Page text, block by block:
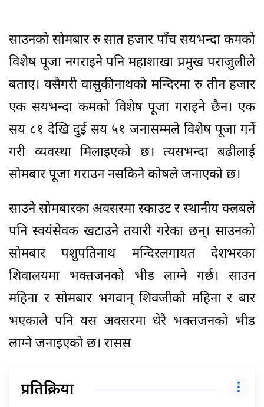
साउनको सोमबार रु सात हजार पाँच सयभन्दा कमको
विशेष पूजा नगराइने पनि महाशाखा प्रमुख पराजुलीले
बताए। यसैगरी वासुकीनाथको मन्दिरमा रु तीन हजार
एक सयभन्दा कमको विशेष पूजा गराइने छैन। एक
सय ८१ देखि दुई सय ५१ जनासम्मले विशेष पूजा गर्ने
गरी व्यवस्था मिलाइएको छ। त्यसभन्दा बढीलाई
सोमबार पूजा गराउन नसकिने कोषले जनाएको छ।
साउने सोमबारका अवसरमा स्काउट र स्थानीय क्लबले
पनि स्वयंसेवक खटाउने तयारी गरेका छन्। साउनको
सोमबार पशुपतिनाथ मन्दिरलगायत देशभरका
शिवालयमा भक्तजनको भीड लाग्ने गर्छ। साउन
महिना र सोमबार भगवान् शिवजीको महिना र बार
भएकाले पनि यस अवसरमा धेरै भक्तजनको भीड
लाग्ने जनाइएको छ। रासस
प्रतिक्रिया